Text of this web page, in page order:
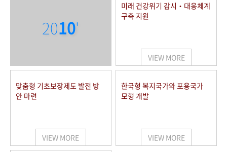
2010'
미래 건강위기 감시‧대응체계
구축 지원
VIEW MORE
맞춤형 기초보장제도 발전 방
안 마련
VIEW MORE
한국형 복지국가와 포용국가
모형 개발
VIEW MORE